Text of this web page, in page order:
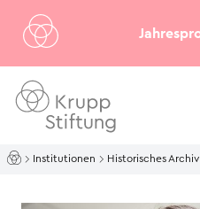
Institutionen Historisches